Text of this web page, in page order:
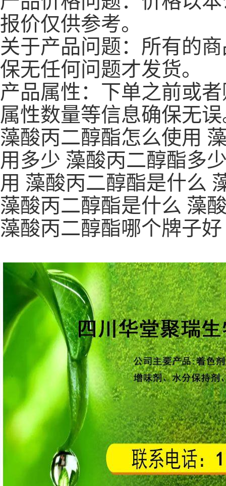
报价仅供参考。
关于产品问题：所有的
保无任何问题才发货。
产品属性：下单之前或
属性数量等信息确保无
藻酸丙二醇酯怎么使用
用多少 藻酸丙二醇酯多
用 藻酸丙二醇酯是什么
藻酸丙二醇酯是什么 藻
藻酸丙二醇酯哪个牌子好